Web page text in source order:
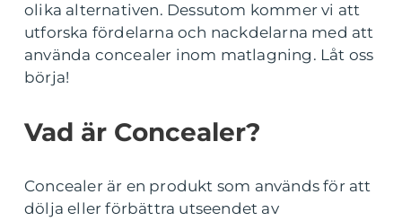
olika alternativen. Dessutom kommer vi att
utforska fördelarna och nackdelarna med att
använda concealer inom matlagning. Låt oss
börja!
Vad är Concealer?
Concealer är en produkt som används för att
dölja eller förbättra utseendet av